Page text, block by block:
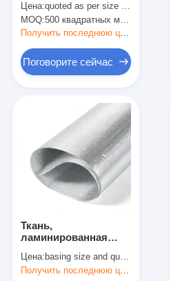
изоляционной
защиты
Цена:quoted as per size and quantity
MOQ:500 квадратных метров
Получить последнюю цену
Поговорите сейчас
Ткань,
ламинированная
фольгой,
односторонняя или
Цена: basing size and quantity
Получить последнюю цену